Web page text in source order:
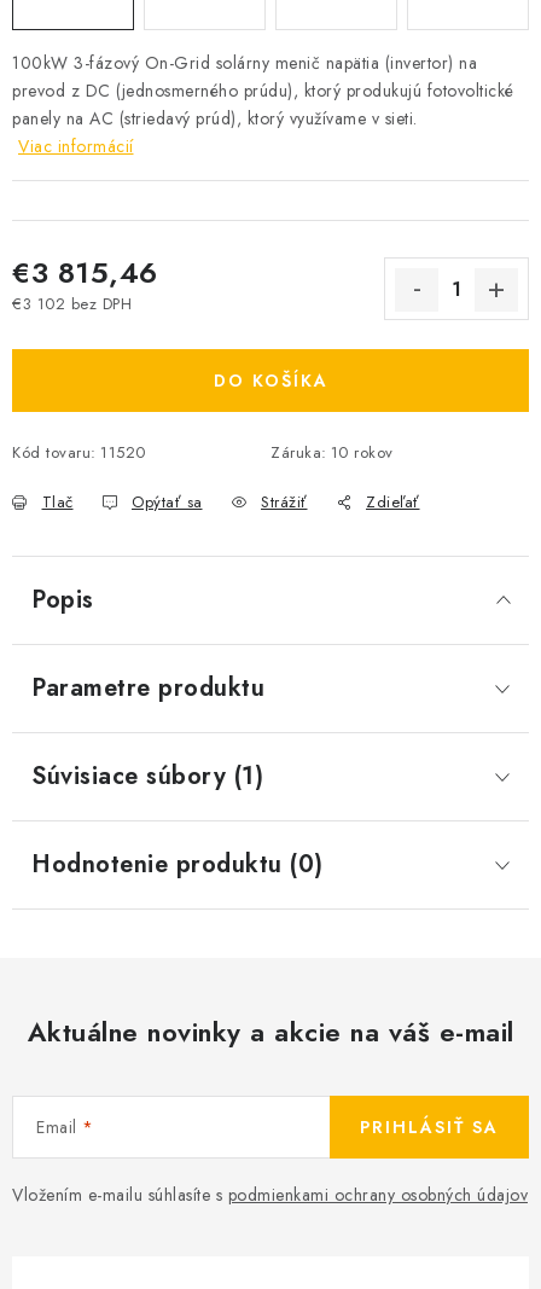
O NÁS - MEGALED & JANTON ZÁKAMENNÉ
Reklamácie a formulár na odstúpenie od zmluvy
Obchodné podmienky
Podmienky ochrany osobných údajov
100kW 3-fázový On-Grid solárny menič napätia (invertor) na
prevod z DC (jednosmerného prúdu), ktorý produkujú fotovoltické
panely na AC (striedavý prúd), ktorý využívame v sieti.
Viac informácií
€3 815,46
€3 102 bez DPH
DO KOŠÍKA
Kód tovaru: 11520 Záruka: 10 rokov
Tlač Opýtať sa Strážiť Zdieľať
Popis
Parametre produktu
Súvisiace súbory (1)
Hodnotenie produktu (0)
Aktuálne novinky a akcie na váš e-mail
Email
Vložením e-mailu súhlasíte s podmienkami ochrany osobných údajov
PRIHLÁSIŤ SA